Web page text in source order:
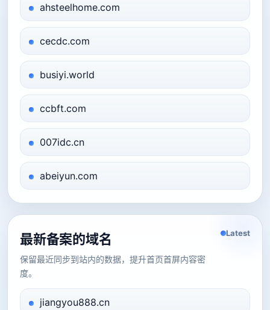
ahsteelhome.com
cecdc.com
busiyi.world
ccbft.com
007idc.cn
abeiyun.com
最新备案的域名
保留最近同步到站内的数据，提升首页首屏内容密
度。
Latest
jiangyou888.cn